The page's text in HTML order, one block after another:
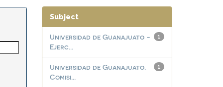
Subject
1
Universidad de Guanajuato -
Ejerc...
1
Universidad de Guanajuato.
Comisi...